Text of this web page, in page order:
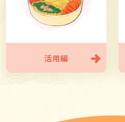
活用編